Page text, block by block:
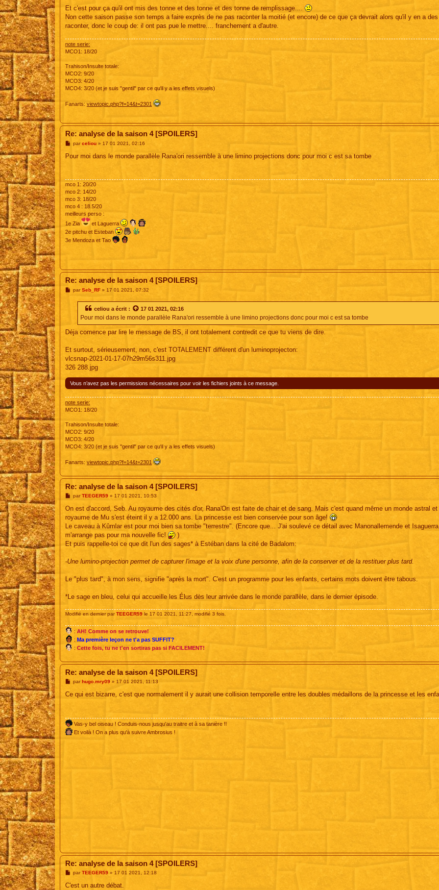
Et c'est pour ça qu'il ont mis des tonne et des tonne et des tonne de remplissage....
Non cette saison passe son temps a faire exprès de ne pas raconter la moitié (et encore) de ce que ça devrait alors qu'il y en a
raconter, donc le coup de: il ont pas pue le mettre.... franchement a d'autre.
note serie:
MCO1: 18/20
Trahison/Insulte totale:
MCO2: 9/20
MCO3: 4/20
MCO4: 3/20 (et je suis "gentil" par ce qu'il y a les effets visuels)
Fanarts: viewtopic.php?f=14&t=2301
Re: analyse de la saison 4 [SPOILERS]
M
s
parceliou» 17 01 2021, 02:16
Pour moi dans le monde parallèle Rana'ori ressemble à une limino projections donc pour moi c est sa tombe
mco 1: 20/20
mco 2: 14/20
mco 3: 18/20
mco 4 : 18.5/20
meilleurs perso :
1e Zia
et Laguerra
2e pitchu et Esteban
3e Mendoza et Tao
Re: analyse de la saison 4 [SPOILERS]
MparSeb_RF» 17 01 2021, 07:32
celiou a écrit : 17 01 2021, 02:16
Pour moi dans le monde parallèle Rana'ori ressemble à une limino projections donc pour moi c est sa tombe
Déja comence par lire le message de BS, il ont totalement contredit ce que tu viens de dire.
Et surtout, sérieusement, non, c'est TOTALEMENT différent d'un luminoprojecton:
vlcsnap-2021-01-17-07h29m56s311.jpg
326 288.jpg
Vous n’avez pas les permissions nécessaires pour voir les fichiers joints à ce message.
note serie:
MCO1: 18/20
Trahison/Insulte totale:
MCO2: 9/20
MCO3: 4/20
MCO4: 3/20 (et je suis "gentil" par ce qu'il y a les effets visuels)
Fanarts: viewtopic.php?f=14&t=2301
Re: analyse de la saison 4 [SPOILERS]
M
s
a
g
par TEEGER59» 17 01 2021, 10:53
On est d'accord, Seb. Au royaume des cités d'or, Rana'Ori est faite de chair et de sang. Mais c'est quand même un monde astral et
royaume de Mu s'est éteint il y a 12.000 ans. La princesse est bien conservée pour son âge!
Le caveau à Kûmlar est pour moi bien sa tombe "terrestre". (Encore que... J'ai soulevé ce détail avec Manonallemende et
m'arrange pas pour ma nouvelle fic!
)
Et puis rappelle-toi ce que dit l'un des sages* à Estéban dans la cité de Badalom:
-Une lumino-projection permet de capturer l'image et la voix d'une personne, afin de la conserver et de la restituer plus tard.
Le "plus tard", à mon sens, signifie "après la mort". C'est un programme pour les enfants, certains mots doivent être tabous.
*Le sage en bleu, celui qui accueille les Élus dès leur arrivée dans le monde parallèle, dans le dernier épisode.
Modifié en dernier parTEEGER59 le 17 01 2021, 11:27, modifié 3 fois.
: AH! Comme on se retrouve!
: Ma première leçon ne t'a pas SUFFIT?
: Cette fois, tu ne t'en sortiras pas si FACILEMENT!
Re: analyse de la saison 4 [SPOILERS]
M
s
parhugo.mry09» 17 01 2021, 11:13
Ce qui est bizarre, c'est que normalement il y aurait une collision temporelle entre les doubles médaillons de la princesse et les
Vas-y bel oiseau ! Conduis-nous jusqu'au traitre et à sa tanière !!
Et voilà ! On a plus qu'à suivre Ambrosius !
Re: analyse de la saison 4 [SPOILERS]
M
s
parTEEGER59» 17 01 2021, 12:18
C'est un autre débat.